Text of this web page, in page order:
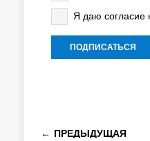
Я даю согласие
ПРЕДЫДУЩАЯ